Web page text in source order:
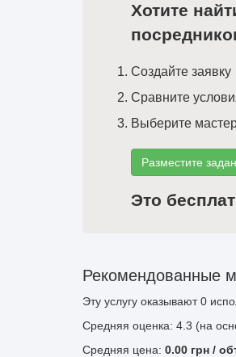
Хотите
Создайте заявку
Сравните
Выберите
Разместите
Это
Рекомендованные
Эту услугу оказывают0
Средняя оценка: 4.3 (на
Средняя цена: 0.00 грн /